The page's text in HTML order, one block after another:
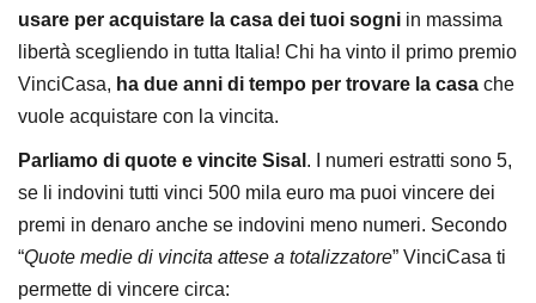
usare per acquistare la casa dei tuoi sogni in massima
libertà scegliendo in tutta Italia! Chi ha vinto il primo premio
VinciCasa, ha due anni di tempo per trovare la casa che
vuole acquistare con la vincita.
Parliamo di quote e vincite Sisal . I numeri estratti sono 5,
se li indovini tutti vinci 500 mila euro ma puoi vincere dei
premi in denaro anche se indovini meno numeri. Secondo
“Quote medie di vincita attese a totalizzatore” VinciCasa ti
permette di vincere circa: